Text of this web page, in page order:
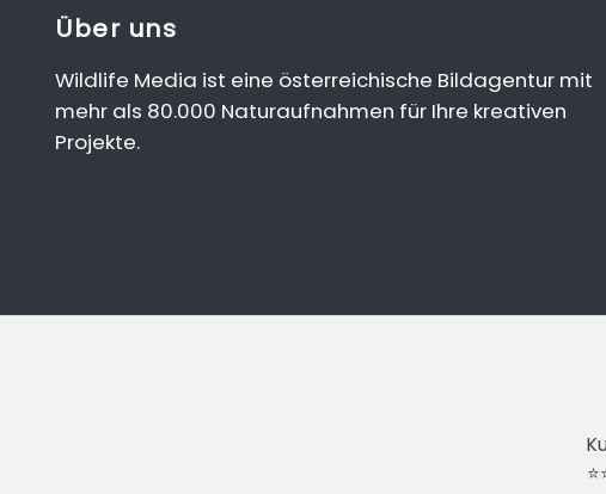
Über uns
Wildlife Media ist eine österreichische Bildagentur mit
mehr als 80.000 Naturaufnahmen für Ihre kreativen
Projekte.